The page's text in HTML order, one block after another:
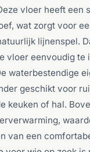
vloer heeft een
wat zorgt voor
lijnenspel.
vloer eenvoudig te
waterbestendige
geschikt voor
keuken of hal.
van een